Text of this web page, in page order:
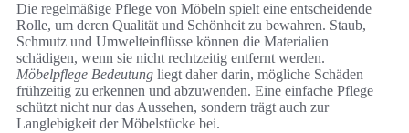
Die regelmäßige Pflege von Möbeln spielt eine entscheidende
Rolle, um deren Qualität und Schönheit zu bewahren. Staub,
Schmutz und Umwelteinflüsse können die Materialien
schädigen, wenn sie nicht rechtzeitig entfernt werden.
Möbelpflege Bedeutung liegt daher darin, mögliche Schäden
frühzeitig zu erkennen und abzuwenden. Eine einfache Pflege
schützt nicht nur das Aussehen, sondern trägt auch zur
Langlebigkeit der Möbelstücke bei.